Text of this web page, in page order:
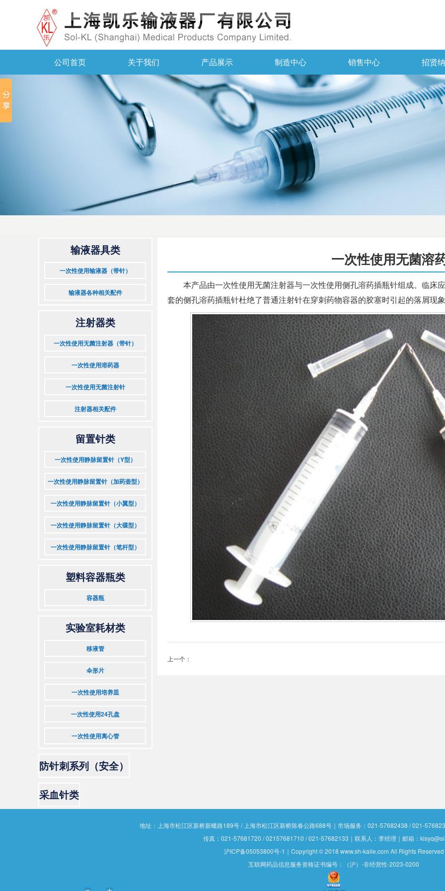
公司首页 关于我们 产品展示 制造中心 销售中心 招贤
输液器具类
一次性使用输液器（带针）
输液器各种相关配件
注射器类
一次性使用无菌注射器（带针）
一次性使用溶药器
一次性使用无菌注射针
注射器相关配件
留置针类
一次性使用静脉留置针（Y型）
一次性使用静脉留置针（加药壶型）
一次性使用静脉留置针（小翼型）
一次性使用静脉留置针（大碟型）
一次性使用静脉留置针（笔杆型）
塑料容器瓶类
容器瓶
实验室耗材类
移液管
伞形片
一次性使用培养皿
一次性使用24孔盘
一次性使用离心管
防针刺系列（安全）
采血针类
一次性使用无菌溶
本产品由一次性使用无菌注射器与一次性使用侧孔溶药插瓶针组成。临床
套的侧孔溶药插瓶针杜绝了普通注射针在穿刺药物容器的胶塞时引起的落屑现
上一个：
地址：上海市松江区新桥新蟠路189号 / 上海市松江区新桥陈春公路688号｜市场服务：021-57682438 / 021-
传真：021-57681720 / 02157681710 / 021-57682133｜联系人：李经理｜邮箱：
沪ICP备05053800号-1 ｜Copyright © 2018 www.sh-kaile.com All Rights Reserved
互联网药品信息服务资格证书编号：（沪）-非经营性-2023-0200